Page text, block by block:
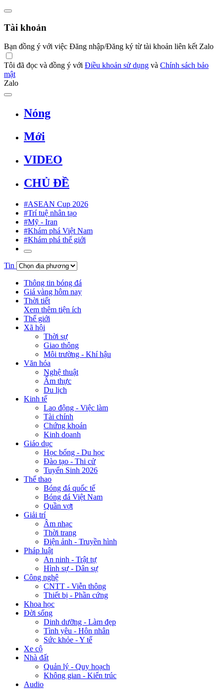
Tài khoản
Bạn đồng ý với việc Đăng nhập/Đăng ký từ tài khoản liên kết Zalo
Tôi đã đọc và đồng ý với Điều khoản sử dụng và Chính sách bảo
mật
Zalo
Nóng
Mới
VIDEO
CHỦ ĐỀ
#ASEAN Cup 2026
#Trí tuệ nhân tạo
#Mỹ - Iran
#Khám phá Việt Nam
#Khám phá thế giới
Tin
Thông tin bóng đá
Giá vàng hôm nay
Thời tiết
Xem thêm tiện ích
Thế giới
Xã hội
Thời sự
Giao thông
Môi trường - Khí hậu
Văn hóa
Nghệ thuật
Ẩm thực
Du lịch
Kinh tế
Lao động - Việc làm
Tài chính
Chứng khoán
Kinh doanh
Giáo dục
Học bổng - Du học
Đào tạo - Thi cử
Tuyển Sinh 2026
Thể thao
Bóng đá quốc tế
Bóng đá Việt Nam
Quần vợt
Giải trí
Âm nhạc
Thời trang
Điện ảnh - Truyền hình
Pháp luật
An ninh - Trật tự
Hình sự - Dân sự
Công nghệ
CNTT - Viễn thông
Thiết bị - Phần cứng
Khoa học
Đời sống
Dinh dưỡng - Làm đẹp
Tình yêu - Hôn nhân
Sức khỏe - Y tế
Xe cộ
Nhà đất
Quản lý - Quy hoạch
Không gian - Kiến trúc
Audio